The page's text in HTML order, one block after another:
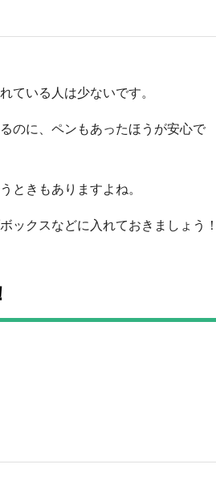
ている人は少ないです。
のに、ペンもあったほうが安心で
ときもありますよね。
ックスなどに入れておきましょう！